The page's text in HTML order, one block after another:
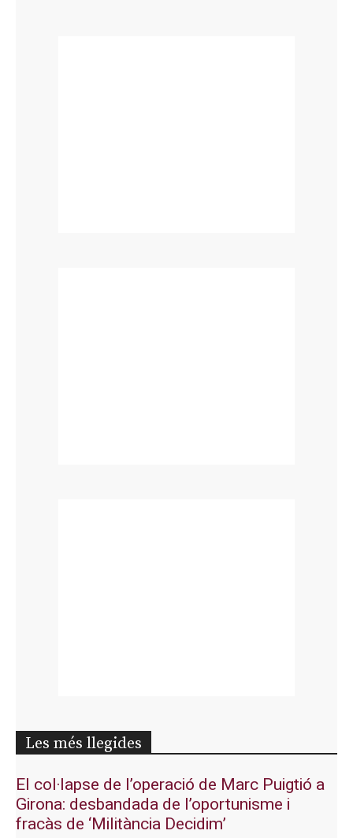
Les més llegides
El col·lapse de l’operació de Marc Puigtió a
Girona: desbandada de l’oportunisme i
fracàs de ‘Militància Decidim’